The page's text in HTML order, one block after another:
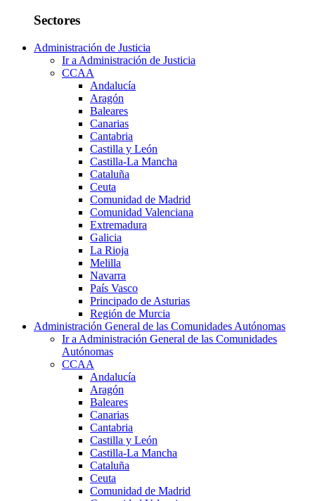
Sectores
Administración de Justicia
Ir a Administración de Justicia
CCAA
Andalucía
Aragón
Baleares
Canarias
Cantabria
Castilla y León
Castilla-La Mancha
Cataluña
Ceuta
Comunidad de Madrid
Comunidad Valenciana
Extremadura
Galicia
La Rioja
Melilla
Navarra
País Vasco
Principado de Asturias
Región de Murcia
Administración General de las Comunidades Autónomas
Ir a Administración General de las Comunidades
Autónomas
CCAA
Andalucía
Aragón
Baleares
Canarias
Cantabria
Castilla y León
Castilla-La Mancha
Cataluña
Ceuta
Comunidad de Madrid